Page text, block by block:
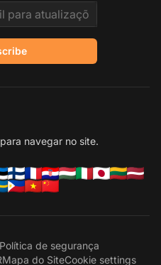
navegar no site.
Política de segurança
Mapa do SiteCookie settings